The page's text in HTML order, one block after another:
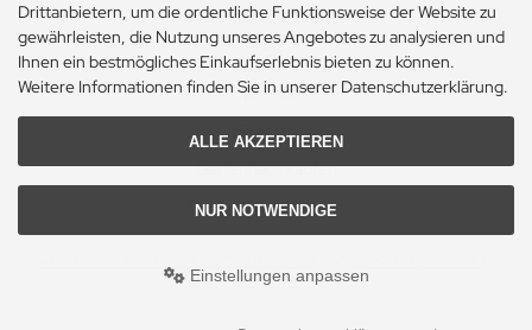
Datenschutzerklärung
AGB
Impressum
Sitemap
Gartenhaus kaufen
Cookie Einstellungen
intermedia
Drittanbietern, um die ordentliche Funktionsweise der Website zu
gewährleisten, die Nutzung unseres Angebotes zu analysieren und
Ihnen ein bestmögliches Einkaufserlebnis bieten zu können.
Weitere Informationen finden Sie in unserer Datenschutzerklärung.
ALLE AKZEPTIEREN
NUR NOTWENDIGE
Einstellungen anpassen